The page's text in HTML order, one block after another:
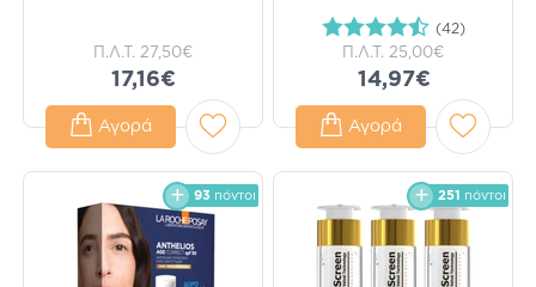
Π.Λ.Τ. 27,50€
17,16€
Αγορά
(42)
Π.Λ.Τ. 25,00€
14,97€
Αγορά
93 πόντοι 251 πόντοι